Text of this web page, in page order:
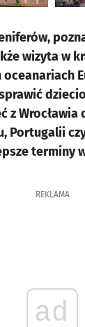
wizyta w
z
Portugalii
terminy
REKLAMA
ad